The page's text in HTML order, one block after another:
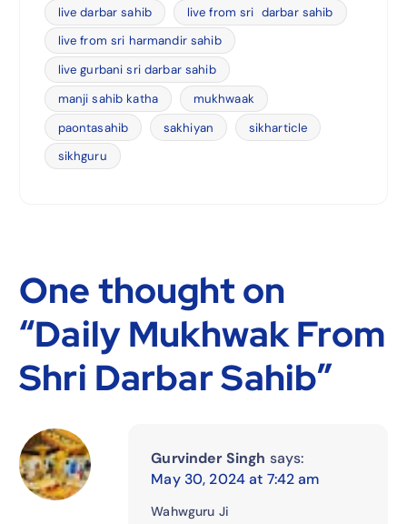
live darbar sahib
live from sri darbar sahib
live from sri harmandir sahib
live gurbani sri darbar sahib
manji sahib katha
mukhwaak
paontasahib
sakhiyan
sikharticle
sikhguru
One thought on
“Daily Mukhwak From
Shri Darbar Sahib”
Gurvinder Singh says:
May 30, 2024 at 7:42 am
Wahwguru Ji